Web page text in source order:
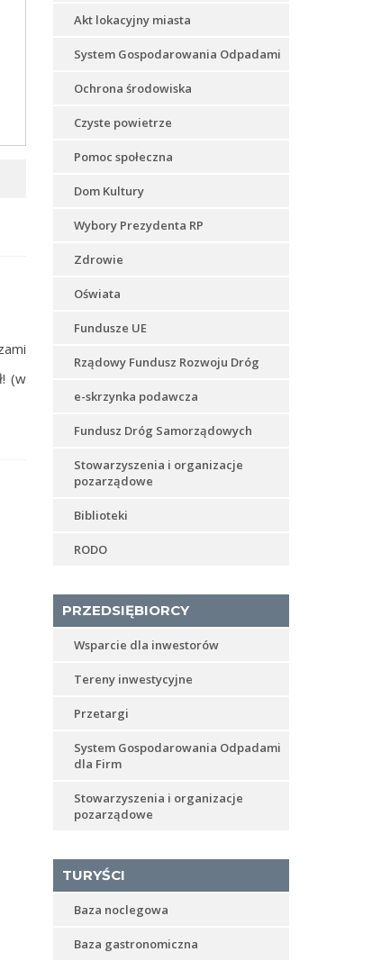
(w
Akt lokacyjny miasta
System Gospodarowania Odpadami
Ochrona środowiska
Czyste powietrze
Pomoc społeczna
Dom Kultury
Wybory Prezydenta RP
Zdrowie
Oświata
Fundusze UE
Rządowy Fundusz Rozwoju Dróg
e-skrzynka podawcza
Fundusz Dróg Samorządowych
Stowarzyszenia i organizacje
pozarządowe
Biblioteki
RODO
PRZEDSIĘBIORCY
Wsparcie dla inwestorów
Tereny inwestycyjne
Przetargi
System Gospodarowania Odpadami
dla Firm
Stowarzyszenia i organizacje
pozarządowe
TURYŚCI
Baza noclegowa
Baza gastronomiczna